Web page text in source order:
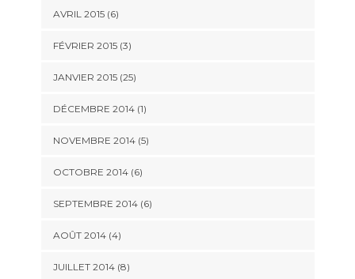
AVRIL 2015 (6)
FÉVRIER 2015 (3)
JANVIER 2015 (25)
DÉCEMBRE 2014 (1)
NOVEMBRE 2014 (5)
OCTOBRE 2014 (6)
SEPTEMBRE 2014 (6)
AOÛT 2014 (4)
JUILLET 2014 (8)